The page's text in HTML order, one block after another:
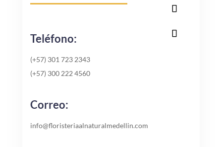
Teléfono:
(+57) 301 723 2343
(+57) 300 222 4560
Correo:
info@floristeriaalnaturalmedellin.com